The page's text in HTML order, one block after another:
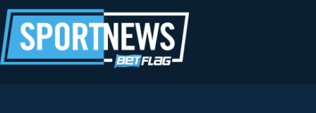
al
contenuto